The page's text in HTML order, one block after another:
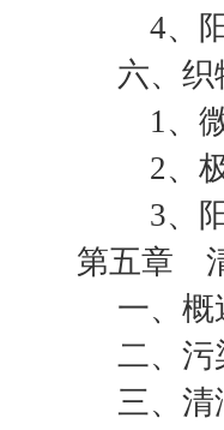
4、阳
六、织
1、微
2、极
3、阳
第五章
一、概
二、污
三、清